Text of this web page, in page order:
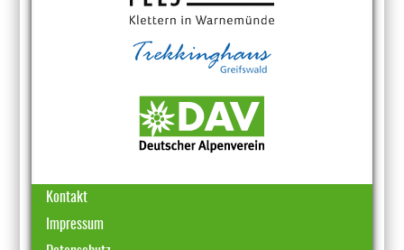
Kontakt
Impressum